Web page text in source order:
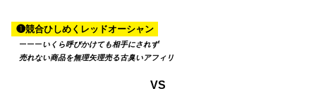
❶競合ひしめくレッドオーシャン
ーーーいくら呼びかけても相手にされず
売れない商品を無理矢理売る古臭いアフィリ
VS